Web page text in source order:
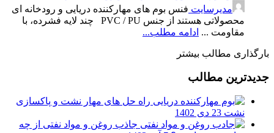
مدیرسایت فنس بوم های مهارکننده دریایی و رودخانه ای
محصولاتی هستند از جنس PVC / PU چند لایه فشرده، با
مقاومت ... ادامه مطلب...
بارگذاری مطالب بیشتر
جدیدترین مطالب
راه حل های مهار نشت و پاکسازی
نشت 23 دی 1402
جاذب روغن و مواد نفتی از چه